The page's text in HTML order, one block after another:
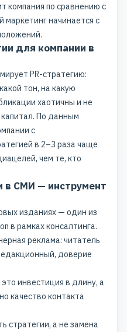
компания по сравнению с
маркетинг начинается с
для компании в
PR-стратегию:
тон, на какую
хаотичны и не
По данным
с
в 2–3 раза чаще
чем те, кто
в СМИ — инструмент
изданиях — один из
в рамках консалтинга.
реклама: читатель
доверие
инвестиция в длину, а
качество контакта
стратегии, а не замена